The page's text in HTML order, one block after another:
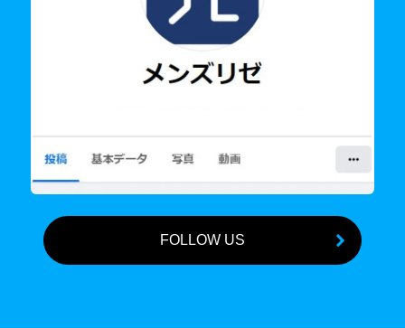
FOLLOW US